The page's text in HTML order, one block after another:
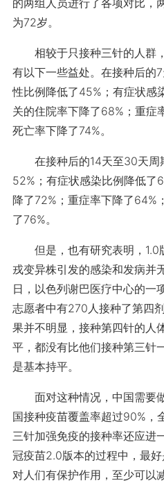
的两组人员进行了各项对比，
为72岁。
相较于只接种三针的人群
有以下一些益处。在接种后的
性比例降低了45%；有症状感
关的住院率下降了68%；重症
死亡率下降了74%。
在接种后的14天至30天周
52%；有症状感染比例降低了
降了72%；重症率下降了64%
了76%。
但是，也有研究表明，1.0
戎变异株引发的感染和发病并
日，以色列谢巴医疗中心的一
志愿者中有270人接种了第四
果并不明显，接种第四针的人
平，都没有比他们接种第三针
是基本持平。
面对这种情况，中国需要
国接种疫苗覆盖率超过90%，
三针加强免疫的接种率还应进
冠疫苗2.0版本的过程中，最
对人们有保护作用，至少可以